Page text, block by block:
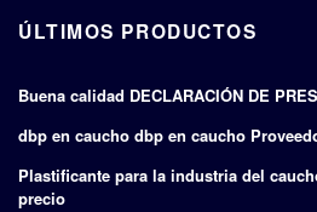
ÚLTIMOS PRODUCTOS
Buena calidad DECLARACIÓN DE
dbp en caucho dbp en caucho
Plastificante para la industria del
precio